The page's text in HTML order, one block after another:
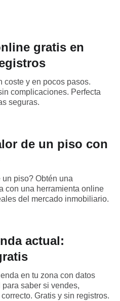
gratis en
coste y en pocos pasos.
complicaciones. Perfecta
seguras.
de un piso con
piso? Obtén una
con una herramienta online
del mercado inmobiliario.
actual:
en tu zona con datos
saber si vendes,
Gratis y sin registros.